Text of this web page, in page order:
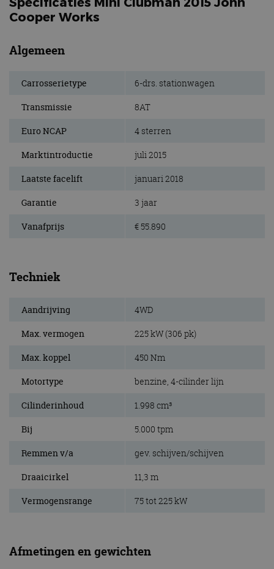
Cooper Works
Algemeen
Carrosserietype 6-drs. stationwagen
Transmissie 8AT
Euro NCAP 4 sterren
Marktintroductie juli 2015
Laatste facelift januari 2018
Garantie 3 jaar
Vanafprijs € 55.890
Techniek
Aandrijving 4WD
Max. vermogen 225 kW (306 pk)
Max. koppel 450 Nm
Motortype benzine, 4-cilinder lijn
Cilinderinhoud 1.998 cm³
Bij 5.000 tpm
Remmen v/a gev. schijven/schijven
Draaicirkel 11,3 m
Vermogensrange 75 tot 225 kW
Afmetingen en gewichten